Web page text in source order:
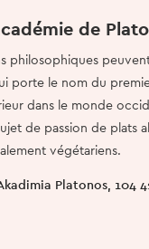
de
philosophiques
porte le nom du
dans le monde
de passion de plats
végétariens.
Platonos, 104